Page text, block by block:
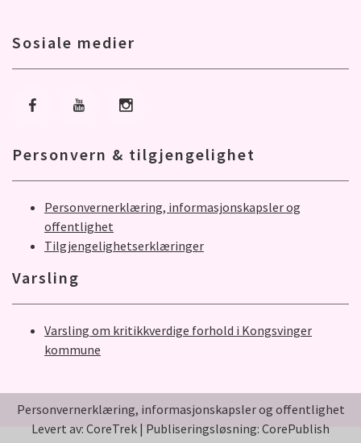
Sosiale medier
Gå til Facebook
Gå til YoutubeGå til Instagram
Personvern & tilgjengelighet
Personvernerklæring, informasjonskapsler og
offentlighet
Tilgjengelighetserklæringer
Varsling
Varsling om kritikkverdige forhold i Kongsvinger
kommune
Personvernerklæring, informasjonskapsler og offentlighet
Levert av: CoreTrek | Publiseringsløsning: CorePublish